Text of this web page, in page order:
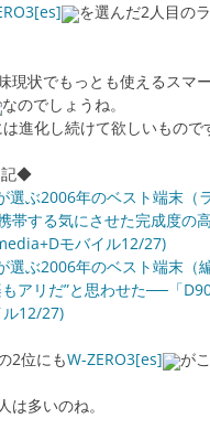
を選んだ2人目の
現状でもっとも使えるスマ
なのでしょうね。
進化し続けて欲しいもので
記◆
選ぶ2006年のベスト端末（
帯する気にさせた完成度の
モバイル12/27)
選ぶ2006年のベスト端末（
アリだ”と思わせた──「
12/27)
2位にもW-ZERO3[es]
が
は多いのね。